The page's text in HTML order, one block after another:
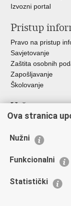
Izvozni portal
Pristup
Pravo na pristup
Savjetovanje
Zaštita osobnih
Zapošljavanje
Školovanje
Važne
Ministarstvo
Udruge
Policijska akademija
Zaklada policijske
Ova stranica
Nužni
Funkcionalni
Statistički